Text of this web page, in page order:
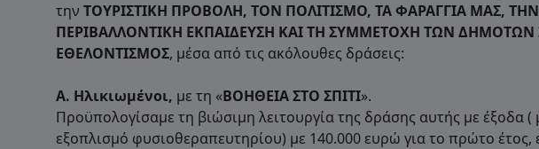
την ΤΟΥΡΙΣΤΙΚΗ ΠΡΟΒΟΛΗ, ΤΟΝ ΠΟΛΙΤΙΣΜΟ, ΤΑ ΦΑΡΑΓΓΙΑ ΜΑΣ, ΤΗΝ
ΠΕΡΙΒΑΛΛΟΝΤΙΚΗ ΕΚΠΑΙΔΕΥΣΗ ΚΑΙ ΤΗ ΣΥΜΜΕΤΟΧΗ ΤΩΝ ΔΗΜΟΤΩΝ
ΕΘΕΛΟΝΤΙΣΜΟΣ, μέσα από τις ακόλουθες δράσεις:
Α. Ηλικιωμένοι, με τη «ΒΟΗΘΕΙΑ ΣΤΟ ΣΠΙΤΙ».
Προϋπολογίσαμε τη βιώσιμη λειτουργία της δράσης αυτής με έξοδα (
εξοπλισμό φυσιοθεραπευτηρίου) με 140.000 ευρώ για το πρώτο έτος,